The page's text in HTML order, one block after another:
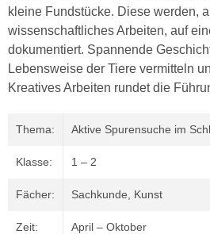
kleine Fundstücke. Diese werden,
wissenschaftliches Arbeiten, auf
dokumentiert. Spannende
Lebensweise der Tiere vermitteln
Kreatives Arbeiten rundet die
Thema: Aktive Spurensuche im
Klasse: 1 – 2
Fächer: Sachkunde, Kunst
Zeit: April – Oktober